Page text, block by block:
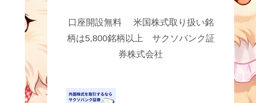
口座開設無料 米国株式取り扱い銘
柄は5,800銘柄以上 サクソバンク証
券株式会社